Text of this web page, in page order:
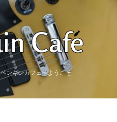
ンギンカフェへようこそ